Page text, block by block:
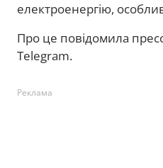
електроенергію,
Про це повідомила
Telegram.
Реклама